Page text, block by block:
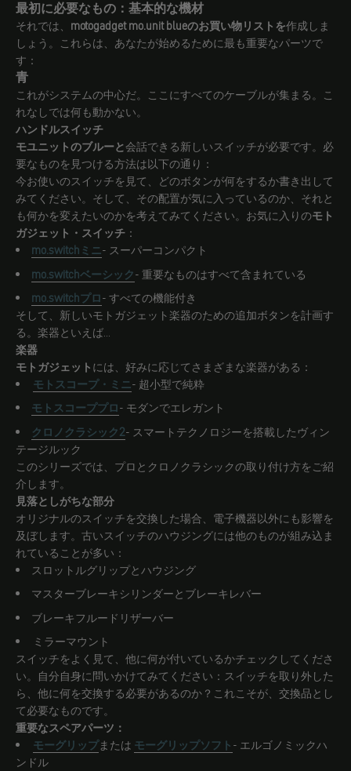
最初に必要なもの：基本的な機材
それでは、 motogadget mo.unit blueのお買い物リストを作成しま
しょう。これらは、あなたが始めるために最も重要なパーツで
す：
青
これがシステムの中心だ。ここにすべてのケーブルが集まる。こ
れなしでは何も動かない。
ハンドルスイッチ
モユニットのブルーと会話できる新しいスイッチが必要です。必
要なものを見つける方法は以下の通り：
今お使いのスイッチを見て、どのボタンが何をするか書き出して
みてください。そして、その配置が気に入っているのか、それと
も何かを変えたいのかを考えてみてください。お気に入りのモト
ガジェット・スイッチ ：
mo.switchミニ- スーパーコンパクト
mo.switchベーシック- 重要なものはすべて含まれている
mo.switchプロ- すべての機能付き
そして、新しいモトガジェット楽器のための追加ボタンを計画す
る。楽器といえば...
楽器
モトガジェット には、好みに応じてさまざまな楽器がある：
モトスコープ・ミニ- 超小型で純粋
モトスコーププロ- モダンでエレガント
クロノクラシック2- スマートテクノロジーを搭載したヴィン
テージルック
このシリーズでは、プロとクロノクラシックの取り付け方をご紹
介します。
見落としがちな部分
オリジナルのスイッチを交換した場合、電子機器以外にも影響を
及ぼします。古いスイッチのハウジングには他のものが組み込ま
れていることが多い：
スロットルグリップとハウジング
マスターブレーキシリンダーとブレーキレバー
ブレーキフルードリザーバー
ミラーマウント
スイッチをよく見て、他に何が付いているかチェックしてくださ
い。自分自身に問いかけてみてください：スイッチを取り外した
ら、他に何を交換する必要があるのか？これこそが、交換品とし
て必要なものです。
重要なスペアパーツ：
モーグリップまたは モーグリップソフト - エルゴノミックハ
ンドル